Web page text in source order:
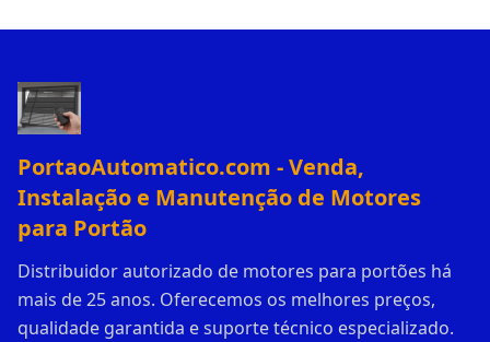
PortaoAutomatico.com - Venda,
Instalação e Manutenção de Motores
para Portão
Distribuidor autorizado de motores para portões há
mais de 25 anos. Oferecemos os melhores preços,
qualidade garantida e suporte técnico especializado.